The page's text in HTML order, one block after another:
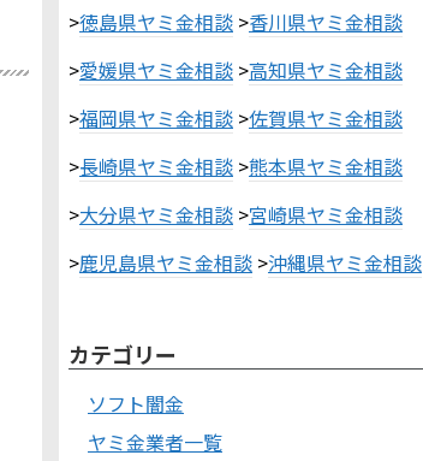
>徳島県ヤミ金相談 >香川県ヤミ金相談
>愛媛県ヤミ金相談 >高知県ヤミ金相談
>福岡県ヤミ金相談 >佐賀県ヤミ金相談
>長崎県ヤミ金相談 >熊本県ヤミ金相談
>大分県ヤミ金相談 >宮崎県ヤミ金相談
>鹿児島県ヤミ金相談 >沖縄県ヤミ金相談
カテゴリー
ソフト闇金
ヤミ金業者一覧